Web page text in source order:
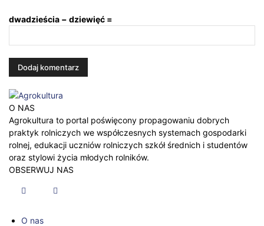
dwadzieścia − dziewięć =
O NAS
Agrokultura to portal poświęcony propagowaniu dobrych
praktyk rolniczych we współczesnych systemach gospodarki
rolnej, edukacji uczniów rolniczych szkół średnich i studentów
oraz stylowi życia młodych rolników.
OBSERWUJ NAS
O nas